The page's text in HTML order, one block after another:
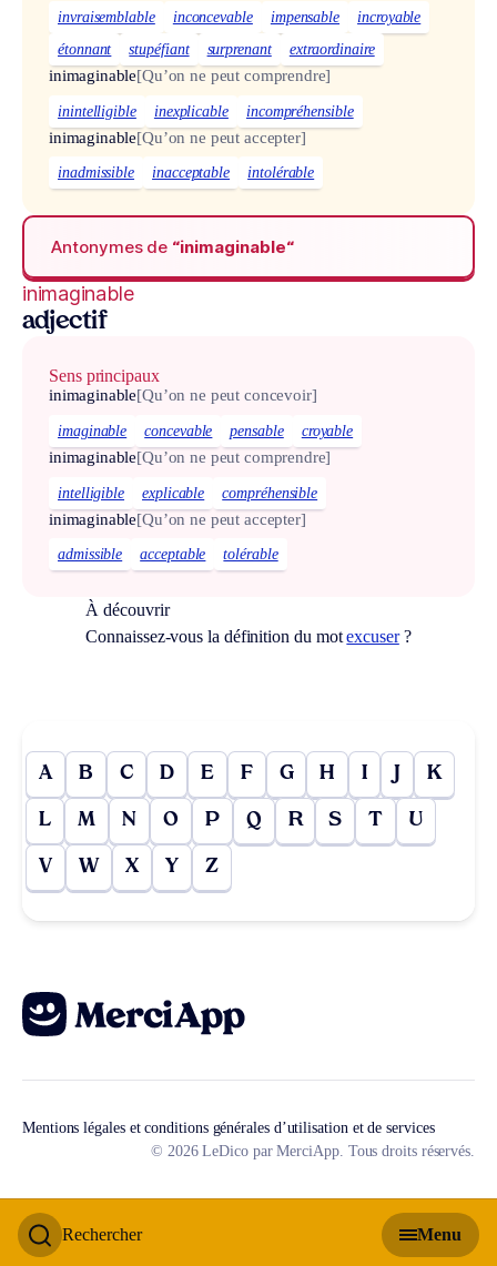
Rechercher Menu
invraisemblable inconcevable impensable
incroyable
étonnant
stupéfiant surprenant extraordinaire
inimaginable[Qu’on ne peut comprendre]
inintelligible inexplicable incompréhensible
inimaginable[Qu’on ne peut accepter]
inadmissible inacceptable intolérable
Antonymes de “inimaginable“
inimaginable
adjectif
Sens principaux
inimaginable[Qu’on ne peut concevoir]
imaginable concevable pensable croyable
inimaginable[Qu’on ne peut comprendre]
intelligible explicable compréhensible
inimaginable[Qu’on ne peut accepter]
admissible acceptable tolérable
À découvrir
Connaissez-vous la définition du motexcuser?
A B C D E F G H I J K
L M N O P Q R S T U
V W X Y Z
Mentions légales et conditions générales d’utilisation et de services
© 2026 LeDico par MerciApp. Tous droits réservés.